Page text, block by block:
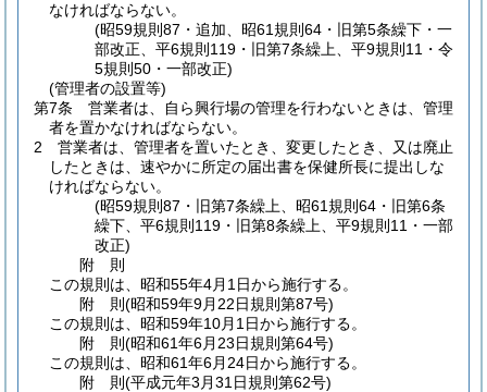
なければならない。
(昭59規則87・追加、昭61規則64・旧第5条繰下・一
部改正、平6規則119・旧第7条繰上、平9規則11・令
5規則50・一部改正)
(管理者の設置等)
第7条
営業者は、自ら興行場の管理を行わないときは、管理
者を置かなければならない。
2
営業者は、管理者を置いたとき、変更したとき、又は廃止
したときは、速やかに所定の届出書を保健所長に提出しな
ければならない。
(昭59規則87・旧第7条繰上、昭61規則64・旧第6条
繰下、平6規則119・旧第8条繰上、平9規則11・一部
改正)
附 則
この規則は、昭和55年4月1日から施行する。
附 則(昭和59年9月22日規則第87号)
この規則は、昭和59年10月1日から施行する。
附 則(昭和61年6月23日規則第64号)
この規則は、昭和61年6月24日から施行する。
附 則(平成元年3月31日規則第62号)